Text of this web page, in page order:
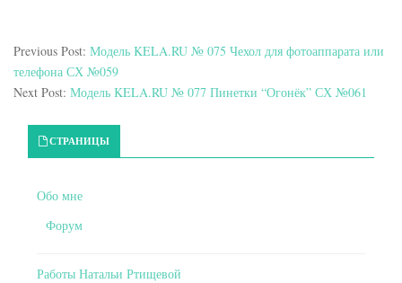
Previous Post: Модель KELA.RU № 075 Чехол для фотоаппарата или
телефона СХ №059
Next Post: Модель KELA.RU № 077 Пинетки “Огонёк” СХ №061
Primary Sidebar
СТРАНИЦЫ
Обо мне
Форум
Работы Натальи Ртищевой